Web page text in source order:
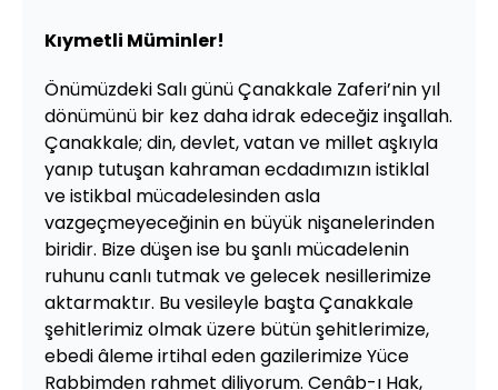
Kıymetli Müminler!
Önümüzdeki Salı günü Çanakkale Zaferi’nin yıl
dönümünü bir kez daha idrak edeceğiz inşallah.
Çanakkale; din, devlet, vatan ve millet aşkıyla
yanıp tutuşan kahraman ecdadımızın istiklal
ve istikbal mücadelesinden asla
vazgeçmeyeceğinin en büyük nişanelerinden
biridir. Bize düşen ise bu şanlı mücadelenin
ruhunu canlı tutmak ve gelecek nesillerimize
aktarmaktır. Bu vesileyle başta Çanakkale
şehitlerimiz olmak üzere bütün şehitlerimize,
ebedi âleme irtihal eden gazilerimize Yüce
Rabbimden rahmet diliyorum. Cenâb-ı Hak,